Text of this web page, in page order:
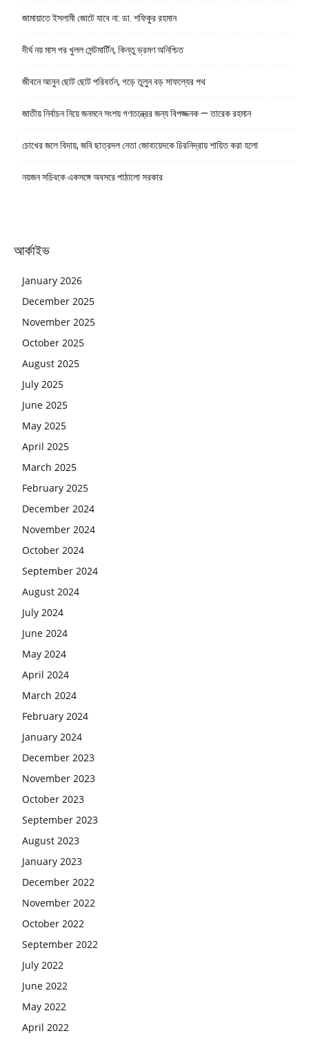
জামায়াতে ইসলামী জোটে যাবে না: ডা. শফিকুর রহমান
দীর্ঘ নয় মাস পর খুলল সেন্টমার্টিন, কিন্তু ভ্রমণ অনিশ্চিত
জীবনে আনুন ছোট ছোট পরিবর্তন, গড়ে তুলুন বড় সাফল্যের পথ
জাতীয় নির্বাচন নিয়ে জনমনে সংশয় গণতন্ত্রের জন্য বিপজ্জনক — তারেক রহমান
চোখের জলে বিদায়, জবি ছাত্রদল নেতা জোবায়েদকে চিরনিদ্রায় শায়িত করা হলো
নয়জন সচিবকে একসঙ্গে অবসরে পাঠালো সরকার
আর্কাইভ
January 2026
December 2025
November 2025
October 2025
August 2025
July 2025
June 2025
May 2025
April 2025
March 2025
February 2025
December 2024
November 2024
October 2024
September 2024
August 2024
July 2024
June 2024
May 2024
April 2024
March 2024
February 2024
January 2024
December 2023
November 2023
October 2023
September 2023
August 2023
January 2023
December 2022
November 2022
October 2022
September 2022
July 2022
June 2022
May 2022
April 2022